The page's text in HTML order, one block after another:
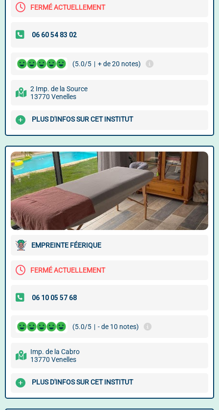
FERMÉ ACTUELLEMENT
(5.0/5 | + de 20 notes)
2 Imp. de la Source
13770 Venelles
PLUS D'INFOS SUR CET INSTITUT
EMPREINTE FÉERIQUE
FERMÉ ACTUELLEMENT
(5.0/5 | - de 10 notes)
Imp. de la Cabro
13770 Venelles
PLUS D'INFOS SUR CET INSTITUT